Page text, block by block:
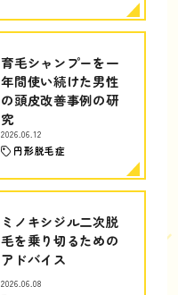
育毛シャンプーを一
年間使い続けた男性
の頭皮改善事例の研
究
2026.06.12
円形脱毛症
ミノキシジル二次脱
毛を乗り切るための
アドバイス
2026.06.08